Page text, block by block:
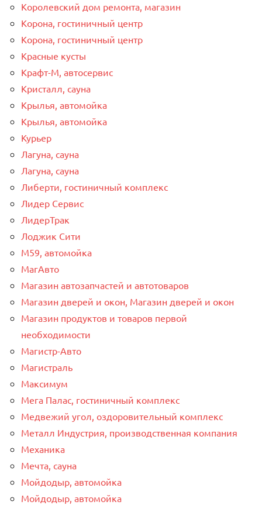
Королевский дом ремонта, магазин
Корона, гостиничный центр
Корона, гостиничный центр
Красные кусты
Крафт-М, автосервис
Кристалл, сауна
Крылья, автомойка
Крылья, автомойка
Курьер
Лагуна, сауна
Лагуна, сауна
Либерти, гостиничный комплекс
Лидер Сервис
ЛидерТрак
Лоджик Сити
М59, автомойка
МагАвто
Магазин автозапчастей и автотоваров
Магазин дверей и окон, Магазин дверей и окон
Магазин продуктов и товаров первой
необходимости
Магистр-Авто
Магистраль
Максимум
Мега Палас, гостиничный комплекс
Медвежий угол, оздоровительный комплекс
Металл Индустрия, производственная компания
Механика
Мечта, сауна
Мойдодыр, автомойка
Мойдодыр, автомойка